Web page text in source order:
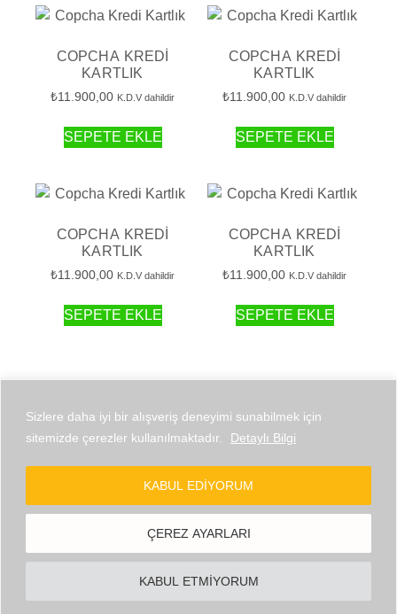
Sizlere daha iyi bir alışveriş deneyimi sunabilmek için
sitemizde çerezler kullanılmaktadır.
Detaylı Bilgi
ÇEREZ AYARLARI
KABUL ETMIYORUM
KABUL EDIYORUM
COPCHA KREDI
KARTLIK
₺11.900,00 K.D.V dahildir
SEPETE EKLE
COPCHA KREDI
KARTLIK
₺11.900,00 K.D.V dahildir
SEPETE EKLE
COPCHA KREDI
KARTLIK
₺11.900,00 K.D.V dahildir
SEPETE EKLE
COPCHA KREDI
KARTLIK
₺11.900,00 K.D.V dahildir
SEPETE EKLE
© 2026 Copcha Powered by BYG